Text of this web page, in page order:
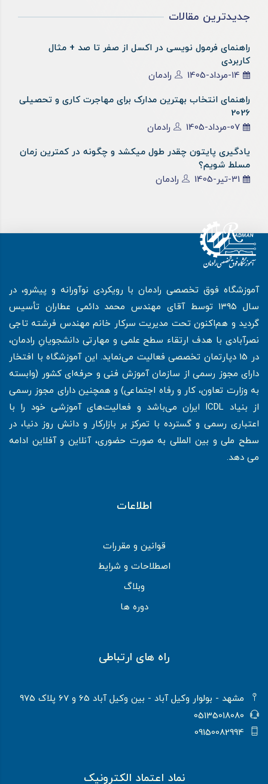
جدیدترین مقالات
راهنمای فرمول نویسی در اکسل از صفر تا صد + مثال
کاربردی
14-مرداد-1405
رادمان
راهنمای انتخاب بهترین مدارک برای مهاجرت کاری و تحصیلی
2026
07-مرداد-1405
رادمان
یادگیری پایتون چقدر طول میکشد و چگونه در کمترین زمان
مسلط شویم؟
31-تیر-1405
رادمان
آموزشگاه فوق تخصصی رادمان با رویکردی نوآورانه و پیشرو، در
سال ۱۳۹۵ توسط آقای مهندس محمد دائمی عطاران تأسیس
گردید و هم‌اکنون تحت مدیریت سرکار خانم مهندس فرشته تاجی
نصرآبادی با هدف ارتقاء سطح علمی و مهارتی دانشجویانِ رادمان،
در 15 دپارتمان تخصصی فعالیت می‌نماید. این آموزشگاه با افتخار
دارای مجوز رسمی از سازمان آموزش فنی و حرفه‌ای کشور (وابسته
به وزارت تعاون، کار و رفاه اجتماعی) و همچنین دارای مجوز رسمی
از بنیاد ICDL ایران می‌باشد و فعالیت‌های آموزشی خود را با
اعتباری رسمی و گسترده با تمرکز بر بازارکار و دانش روز دنیا، در
سطح ملی و بین المللی به صورت حضوری، آنلاین و آفلاین ادامه
می دهد.
اطلاعات
قوانین و مقررات
اصطلاحات و شرایط
وبلاگ
دوره ها
راه های ارتباطی
مشهد - بولوار وکیل آباد - بین وکیل آباد 65 و 67 پلاک 975
05135018080
09150082994
نماد اعتماد الکترونیک